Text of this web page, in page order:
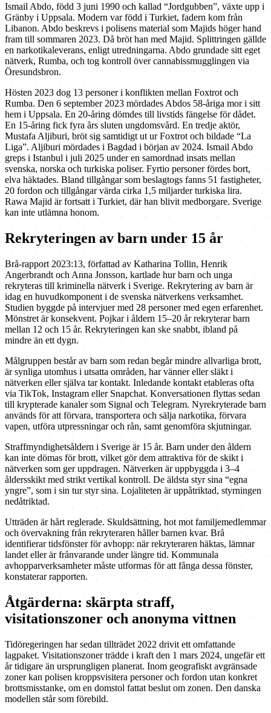
Ismail Abdo, född 3 juni 1990 och kallad “Jordgubben”, växte upp i
Gränby i Uppsala. Modern var född i Turkiet, fadern kom från
Libanon. Abdo beskrevs i polisens material som Majids höger hand
fram till sommaren 2023. Då bröt han med Majid. Splittringen gällde
en narkotikaleverans, enligt utredningarna. Abdo grundade sitt eget
nätverk, Rumba, och tog kontroll över cannabissmugglingen via
Öresundsbron.
Hösten 2023 dog 13 personer i konflikten mellan Foxtrot och
Rumba. Den 6 september 2023 mördades Abdos 58-åriga mor i sitt
hem i Uppsala. En 20-åring dömdes till livstids fängelse för dådet.
En 15-åring fick fyra års sluten ungdomsvård. En tredje aktör,
Mustafa Aljiburi, bröt sig samtidigt ut ur Foxtrot och bildade “La
Liga”. Aljiburi mördades i Bagdad i början av 2024. Ismail Abdo
greps i Istanbul i juli 2025 under en samordnad insats mellan
svenska, norska och turkiska poliser. Fyrtio personer fördes bort,
elva häktades. Bland tillgångar som beslagtogs fanns 51 fastigheter,
20 fordon och tillgångar värda cirka 1,5 miljarder turkiska lira.
Rawa Majid är fortsatt i Turkiet, där han blivit medborgare. Sverige
kan inte utlämna honom.
Rekryteringen av barn under 15 år
Brå-rapport 2023:13, författad av Katharina Tollin, Henrik
Angerbrandt och Anna Jonsson, kartlade hur barn och unga
rekryteras till kriminella nätverk i Sverige. Rekrytering av barn är
idag en huvudkomponent i de svenska nätverkens verksamhet.
Studien byggde på intervjuer med 28 personer med egen erfarenhet.
Mönstret är konsekvent. Pojkar i åldern 15–20 år rekryterar barn
mellan 12 och 15 år. Rekryteringen kan ske snabbt, ibland på
mindre än ett dygn.
Målgruppen består av barn som redan begår mindre allvarliga brott,
är synliga utomhus i utsatta områden, har vänner eller släkt i
nätverken eller själva tar kontakt. Inledande kontakt etableras ofta
via TikTok, Instagram eller Snapchat. Konversationen flyttas sedan
till krypterade kanaler som Signal och Telegram. Nyrekryterade barn
används för att förvara, transportera och sälja narkotika, förvara
vapen, utföra utpressningar och rån, samt genomföra skjutningar.
Straffmyndighetsåldern i Sverige är 15 år. Barn under den åldern
kan inte dömas för brott, vilket gör dem attraktiva för de skikt i
nätverken som ger uppdragen. Nätverken är uppbyggda i 3–4
åldersskikt med strikt vertikal kontroll. De äldsta styr sina “egna
yngre”, som i sin tur styr sina. Lojaliteten är uppåtriktad, styrningen
nedåtriktad.
Utträden är hårt reglerade. Skuldsättning, hot mot familjemedlemmar
och övervakning från rekryteraren håller barnen kvar. Brå
identifierar tidsfönster för avhopp: när rekryteraren häktas, lämnar
landet eller är frånvarande under längre tid. Kommunala
avhopparverksamheter måste utformas för att fånga dessa fönster,
konstaterar rapporten.
Åtgärderna: skärpta straff,
visitationszoner och anonyma vittnen
Tidöregeringen har sedan tillträdet 2022 drivit ett omfattande
lagpaket. Visitationszoner trädde i kraft den 1 mars 2024, ungefär ett
år tidigare än ursprungligen planerat. Inom geografiskt avgränsade
zoner kan polisen kroppsvisitera personer och fordon utan konkret
brottsmisstanke, om en domstol fattat beslut om zonen. Den danska
modellen står som förebild.